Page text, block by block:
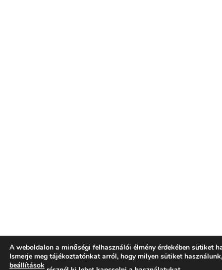
A weboldalon a minőségi felhasználói élmény érdekében sütiket
Ismerje meg tájékoztatónkat arról, hogy milyen sütiket
beállítások